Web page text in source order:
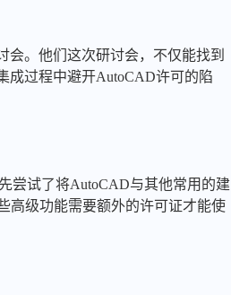
会。他们这次研讨会，不仅能找到
成过程中避开AutoCAD许可的陷
尝试了将AutoCAD与其他常用的建
高级功能需要额外的许可证才能使